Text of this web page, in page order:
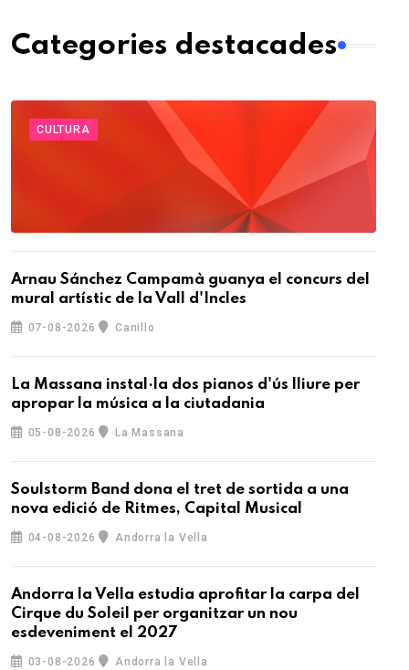
Categories destacades
CULTURA
Arnau Sánchez Campamà guanya el concurs del
mural artístic de la Vall d'Incles
07-08-2026 Canillo
La Massana instal·la dos pianos d'ús lliure per
apropar la música a la ciutadania
05-08-2026 La Massana
Soulstorm Band dona el tret de sortida a una
nova edició de Ritmes, Capital Musical
04-08-2026 Andorra la Vella
Andorra la Vella estudia aprofitar la carpa del
Cirque du Soleil per organitzar un nou
esdeveniment el 2027
03-08-2026 Andorra la Vella